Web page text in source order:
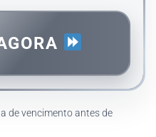
de vencimento antes de